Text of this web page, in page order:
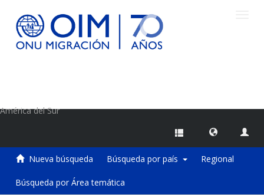
América del Sur
Nueva búsqueda Búsqueda por país Regional
Búsqueda por Área temática